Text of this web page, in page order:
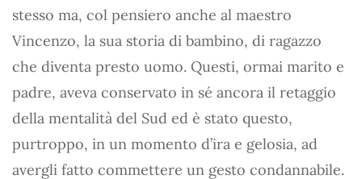
stesso ma, col pensiero anche al maestro
Vincenzo, la sua storia di bambino, di ragazzo
che diventa presto uomo. Questi, ormai marito e
padre, aveva conservato in sé ancora il retaggio
della mentalità del Sud ed è stato questo,
purtroppo, in un momento d’ira e gelosia, ad
avergli fatto commettere un gesto condannabile.